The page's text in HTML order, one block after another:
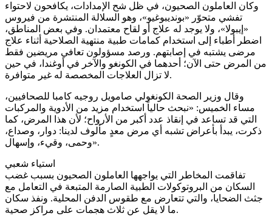
وكان العاملون الصحيون، في ظل شح الإمدادات، يكافحون لاحتواء
تفشي متحوّر «بونديبوغيو»، وهو السلالة المنتشرة من فيروس
«إيبولا»، ولا يوجد له علاج أو لقاح معتمدان. وفي بعض المناطق،
اضطر أطباء إلى استخدام كمامات طبية منتهية الصلاحية أثناء علاج
مرضى يشتبه في إصابتهم. ورصد مسؤولون تعافي مريضين فقط
من المرض حتى الآن؛ أحدهما في الكونغو والآخر في أوغندا، في حين
لا تزال العلاجات المخصصة له غير متوافرة.
وقال وزير الصحة الكونغولي صامويل روجيه كامبا للصحافيين،
مساء الخميس: «نبحث حالياً استخدام مزيد من الأدوية والمركبات
التي قد تساعد في إنقاذ عدد أكبر من الأرواح؛ لأن هذا المرض، كما
ذكرت، يبدأ بأعراض تشبه أي مرض معدٍ مألوف لدينا: دوار، وصداع،
وحمى، وقيء، وإسهال».
استياء شعبي
تفاقمت المخاطر التي يواجهها العاملون الصحيون بسبب غضب
السكان من البروتوكولات الطبية الصارمة المتبعة في التعامل مع
جثث الضحايا، والتي تتعارض مع طقوس الدفن المحلية. ونفذ سكان
ما لا يقل عن ثلاث هجمات على مراكز صحية.